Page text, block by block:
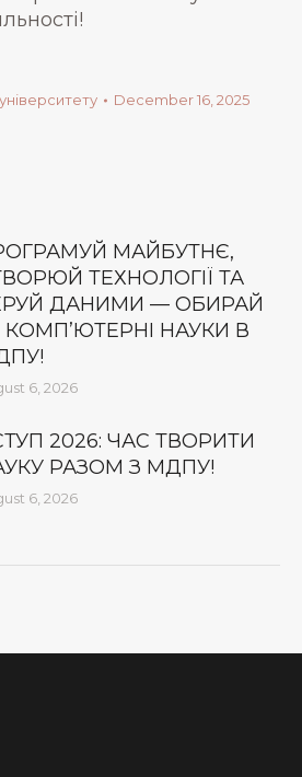
December 16, 2025
МАЙБУТНЄ,
ТЕХНОЛОГІЇ ТА
ДАНИМИ — ОБИРАЙ
КОМП’ЮТЕРНІ НАУКИ В
6, 2026
2026: ЧАС ТВОРИТИ
РАЗОМ З МДПУ!
6, 2026